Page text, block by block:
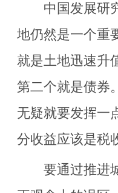
中国发展研究
地仍然是一个重
就是土地迅速升
第二个就是债券
无疑就要发挥一
分收益应该是税
要通过推进城